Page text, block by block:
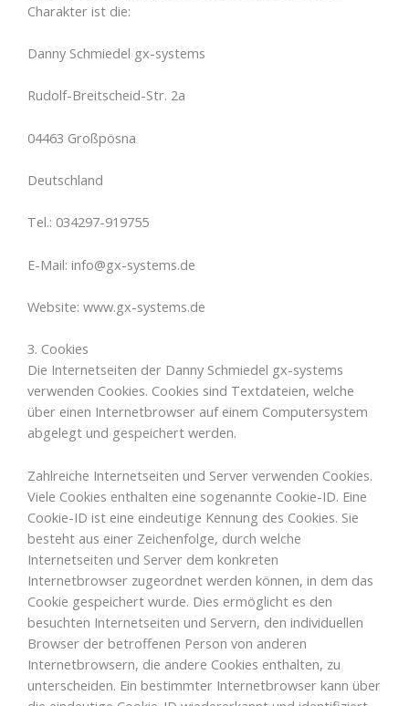
Charakter ist die:
Danny Schmiedel gx-systems
Rudolf-Breitscheid-Str. 2a
04463 Großpösna
Deutschland
Tel.: 034297-919755
E-Mail: info@gx-systems.de
Website: www.gx-systems.de
3. Cookies
Die Internetseiten der Danny Schmiedel gx-systems
verwenden Cookies. Cookies sind Textdateien, welche
über einen Internetbrowser auf einem Computersystem
abgelegt und gespeichert werden.
Zahlreiche Internetseiten und Server verwenden Cookies.
Viele Cookies enthalten eine sogenannte Cookie-ID. Eine
Cookie-ID ist eine eindeutige Kennung des Cookies. Sie
besteht aus einer Zeichenfolge, durch welche
Internetseiten und Server dem konkreten
Internetbrowser zugeordnet werden können, in dem das
Cookie gespeichert wurde. Dies ermöglicht es den
besuchten Internetseiten und Servern, den individuellen
Browser der betroffenen Person von anderen
Internetbrowsern, die andere Cookies enthalten, zu
unterscheiden. Ein bestimmter Internetbrowser kann über